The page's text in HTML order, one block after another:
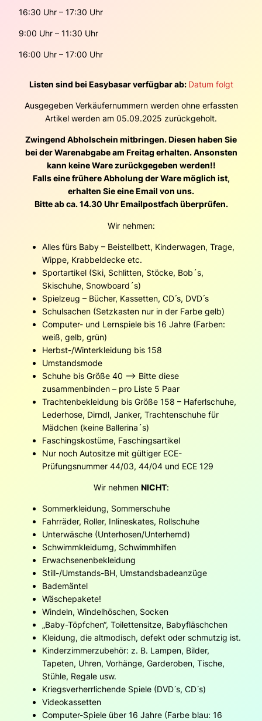
16:30 Uhr – 17:30 Uhr
9:00 Uhr – 11:30 Uhr
16:00 Uhr – 17:00 Uhr
Listen sind bei Easybasar verfügbar ab: Datum folgt
Ausgegeben Verkäufernummern werden ohne erfassten
Artikel werden am 05.09.2025 zurückgeholt.
Zwingend Abholschein mitbringen. Diesen haben Sie
bei der Warenabgabe am Freitag erhalten. Ansonsten
kann keine Ware zurückgegeben werden!!
Falls eine frühere Abholung der Ware möglich ist,
erhalten Sie eine Email von uns.
Bitte ab ca. 14.30 Uhr Emailpostfach überprüfen.
Wir nehmen:
Alles fürs Baby – Beistellbett, Kinderwagen, Trage,
Wippe, Krabbeldecke etc.
Sportartikel (Ski, Schlitten, Stöcke, Bob´s,
Skischuhe, Snowboard´s)
Spielzeug – Bücher, Kassetten, CD ́s, DVD ́s
Schulsachen (Setzkasten nur in der Farbe gelb)
Computer- und Lernspiele bis 16 Jahre (Farben:
weiß, gelb, grün)
Herbst-/Winterkleidung bis 158
Umstandsmode
Schuhe bis Größe 40 —> Bitte diese
zusammenbinden – pro Liste 5 Paar
Trachtenbekleidung bis Größe 158 – Haferlschuhe,
Lederhose, Dirndl, Janker, Trachtenschuhe für
Mädchen (keine Ballerina´s)
Faschingskostüme, Faschingsartikel
Nur noch Autositze mit gültiger ECE-
Prüfungsnummer 44/03, 44/04 und ECE 129
Wir nehmen NICHT:
Sommerkleidung, Sommerschuhe
Fahrräder, Roller, Inlineskates, Rollschuhe
Unterwäsche (Unterhosen/Unterhemd)
Schwimmkleidumg, Schwimmhilfen
Erwachsenenbekleidung
Still-/Umstands-BH, Umstandsbadeanzüge
Bademäntel
Wäschepakete!
Windeln, Windelhöschen, Socken
„Baby-Töpfchen“, Toilettensitze, Babyfläschchen
Kleidung, die altmodisch, defekt oder schmutzig ist.
Kinderzimmerzubehör: z. B. Lampen, Bilder,
Tapeten, Uhren, Vorhänge, Garderoben, Tische,
Stühle, Regale usw.
Kriegsverherrlichende Spiele (DVD ́s, CD ́s)
Videokassetten
Computer-Spiele über 16 Jahre (Farbe blau: 16